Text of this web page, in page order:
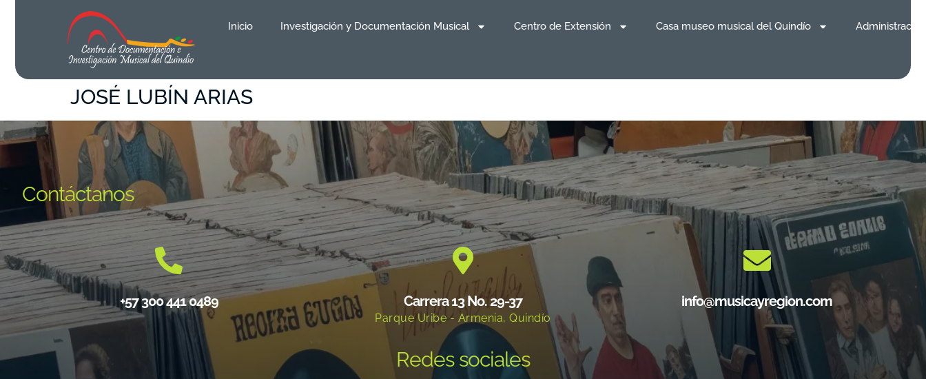
Inicio Investigación y Documentación Musical Centro de Extensión Casa museo musical del Quindío
JOSÉ LUBÍN ARIAS
Contáctanos
+57 300 441 0489 Carrera 13 No. 29-37
Parque Uribe - Armenia, Quindío
info@musicayregion.com
Redes sociales